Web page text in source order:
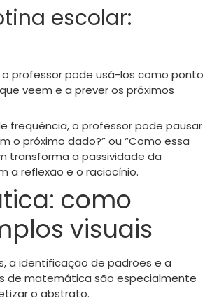
escolar:
professor pode usá-los como ponto
veem e a prever os próximos
frequência, o professor pode pausar
o próximo dado?” ou “Como essa
transforma a passividade da
a reflexão e o raciocínio.
como
visuais
a identificação de padrões e a
de matemática são especialmente
o abstrato.